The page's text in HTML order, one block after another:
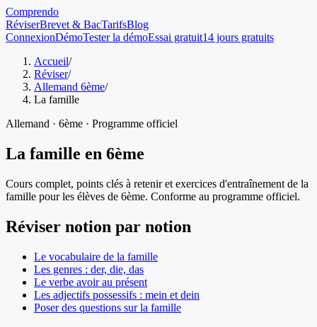
Comprendo
RéviserBrevet & BacTarifsBlog
ConnexionDémoTester la démoEssai gratuit14 jours gratuits
Accueil/
Réviser/
Allemand 6ème/
La famille
Allemand · 6ème · Programme officiel
La famille en 6ème
Cours complet, points clés à retenir et exercices d'entraînement de la
famille pour les élèves de 6ème. Conforme au programme officiel.
Réviser notion par notion
Le vocabulaire de la famille
Les genres : der, die, das
Le verbe avoir au présent
Les adjectifs possessifs : mein et dein
Poser des questions sur la famille